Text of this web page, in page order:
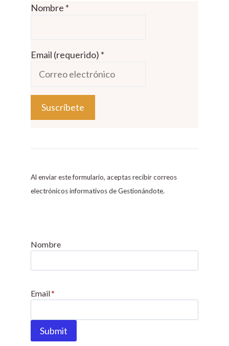
Nombre *
Email (requerido) *
o
s
t
C
n
a
U
Al enviar este formulario, aceptas recibir correos
electrónicos informativos de Gestionándote.
Nombre
Email*
Submit